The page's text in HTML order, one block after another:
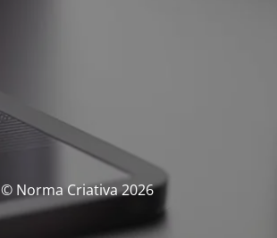
© Norma Criativa 2026